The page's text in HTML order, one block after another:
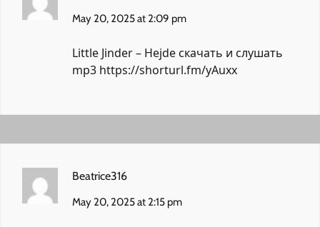
May 20, 2025 at 2:09 pm
Little Jinder – Hejdе скачать и слушать
mp3 https://shorturl.fm/yAuxx
Beatrice316
May 20, 2025 at 2:15 pm